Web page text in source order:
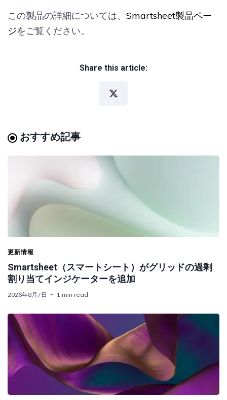
この製品の詳細については、 Smartsheet製品ペー
ジをご覧ください。
Share this article:
おすすめ記事
更新情報
Smartsheet（スマートシート）がグリッドの過剰
割り当てインジケーターを追加
2026年8月7日 1 min read